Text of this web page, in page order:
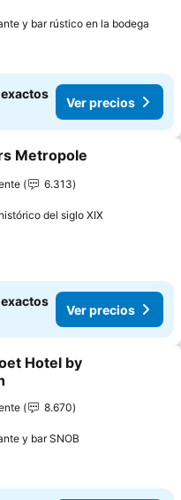
y bar rústico en la bodega
Ver precios
a favoritos
Metropole
6.313
del siglo XIXVer precios
Ver precios
a favoritos
Hotel by
8.670
y bar SNOB